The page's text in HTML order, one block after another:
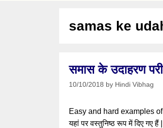
samas ke
समास के उदाहरण
10/10/2018 by Hindi Vibhag
Easy and hard examples of
यहां पर वस्तुनिष्ठ रूप में दिए